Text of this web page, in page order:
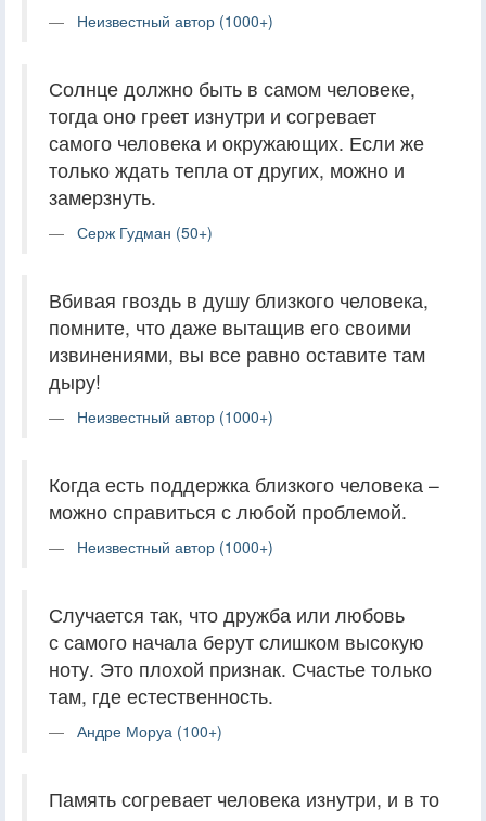
Неизвестный автор (1000+)
Солнце должно быть в самом человеке,
тогда оно греет изнутри и согревает
самого человека и окружающих. Если же
только ждать тепла от других, можно и
замерзнуть.
Серж Гудман (50+)
Вбивая гвоздь в душу близкого человека,
помните, что даже вытащив его своими
извинениями, вы все равно оставите там
дыру!
Неизвестный автор (1000+)
Когда есть поддержка близкого человека –
можно справиться с любой проблемой.
Неизвестный автор (1000+)
Случается так, что дружба или любовь
с самого начала берут слишком высокую
ноту. Это плохой признак. Счастье только
там, где естественность.
Андре Моруа (100+)
Память согревает человека изнутри, и в то